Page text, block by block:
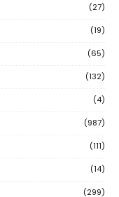
(27)
(19)
(65)
(132)
(4)
(987)
(111)
(14)
(299)